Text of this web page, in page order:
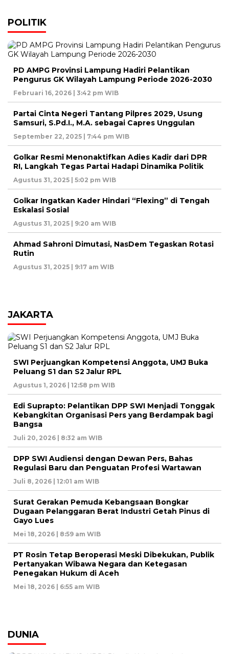
POLITIK
PD AMPG Provinsi Lampung Hadiri Pelantikan
Pengurus GK Wilayah Lampung Periode 2026-2030
Februari 16, 2026 | 3:42 pm WIB
Partai Cinta Negeri Tantang Pilpres 2029, Usung
Samsuri, S.Pd.I., M.A. sebagai Capres Unggulan
September 22, 2025 | 7:44 pm WIB
Golkar Resmi Menonaktifkan Adies Kadir dari DPR
RI, Langkah Tegas Partai Hadapi Dinamika Politik
Agustus 31, 2025 | 5:02 pm WIB
Golkar Ingatkan Kader Hindari “Flexing” di Tengah
Eskalasi Sosial
Agustus 31, 2025 | 9:20 am WIB
Ahmad Sahroni Dimutasi, NasDem Tegaskan Rotasi
Rutin
Agustus 31, 2025 | 9:17 am WIB
JAKARTA
SWI Perjuangkan Kompetensi Anggota, UMJ Buka
Peluang S1 dan S2 Jalur RPL
Agustus 1, 2026 | 12:58 pm WIB
Edi Suprapto: Pelantikan DPP SWI Menjadi Tonggak
Kebangkitan Organisasi Pers yang Berdampak bagi
Bangsa
Juli 20, 2026 | 8:32 am WIB
DPP SWI Audiensi dengan Dewan Pers, Bahas
Regulasi Baru dan Penguatan Profesi Wartawan
Juli 8, 2026 | 12:01 am WIB
Surat Gerakan Pemuda Kebangsaan Bongkar
Dugaan Pelanggaran Berat Industri Getah Pinus di
Gayo Lues
Mei 18, 2026 | 8:59 am WIB
PT Rosin Tetap Beroperasi Meski Dibekukan, Publik
Pertanyakan Wibawa Negara dan Ketegasan
Penegakan Hukum di Aceh
Mei 18, 2026 | 6:55 am WIB
DUNIA